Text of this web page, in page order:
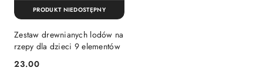
Zestaw drewnianych lodów na
rzepy dla dzieci 9 elementów
Cena:
23.00
PRODUKT NIEDOSTĘPNY